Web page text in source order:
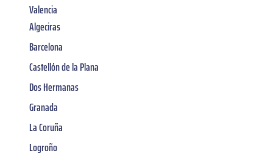
Valencia
Algeciras
Barcelona
Castellón de la Plana
Dos Hermanas
Granada
La Coruña
Logroño